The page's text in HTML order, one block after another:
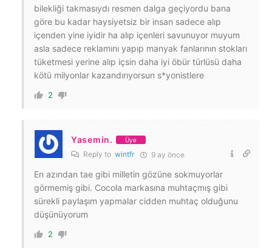
bilekliği takmasıydı resmen dalga geçiyordu bana
göre bu kadar haysiyetsiz bir insan sadece alıp
içenden yine iyidir ha alıp içenleri savunuyor muyum
asla sadece reklamını yapıp manyak fanlarının stokları
tüketmesi yerine alıp içsin daha iyi öbür türlüsü daha
kötü milyonlar kazandırıyorsun s*yonistlere
2
Yasemin. Üye
Reply to wintfr 9 ay önce
En azından tae gibi milletin gözüne sokmuyorlar
görmemiş gibi. Cocola markasına muhtaçmış gibi
sürekli paylaşım yapmalar cidden muhtaç olduğunu
düşünüyorum
2